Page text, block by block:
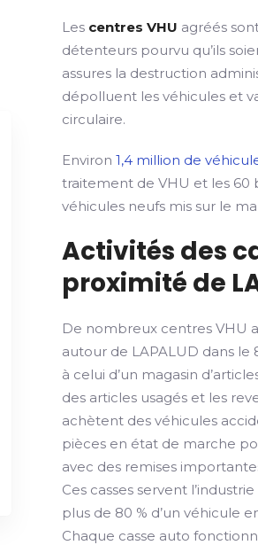
Les centres VHU agréés
détenteurs pourvu qu’ils
assures la destruction
dépolluent les véhicules et
circulaire.
Environ1,4 million de
traitement de VHU et les 60
véhicules neufs mis sur le
Activités des
proximité de
De nombreux centres VHU
autour de LAPALUD dans
à celui d’un magasin
des articles usagés et les
achètent des véhicules
pièces en état de marche
avec des remises
Ces casses servent
plus de 80 % d’un véhicule
Chaque casse auto